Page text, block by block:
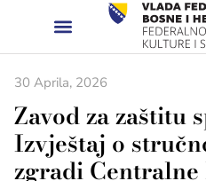
30 Aprila, 2026
Zavod za zaštitu
Izvještaj o
zgradi Centralne